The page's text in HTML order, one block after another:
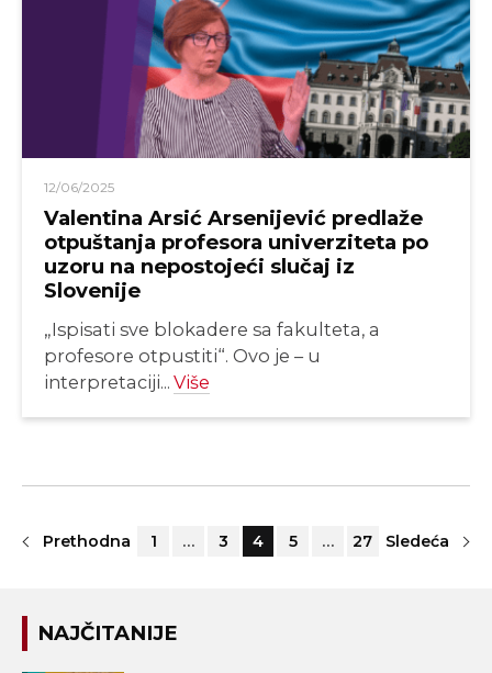
12/06/2025
Valentina Arsić Arsenijević predlaže
otpuštanja profesora univerziteta po
uzoru na nepostojeći slučaj iz
Slovenije
„Ispisati sve blokadere sa fakulteta, a
profesore otpustiti“. Ovo je – u
interpretaciji... Više
Prethodna 1 … 3 4 5 … 27 Sledeća
NAJČITANIJE